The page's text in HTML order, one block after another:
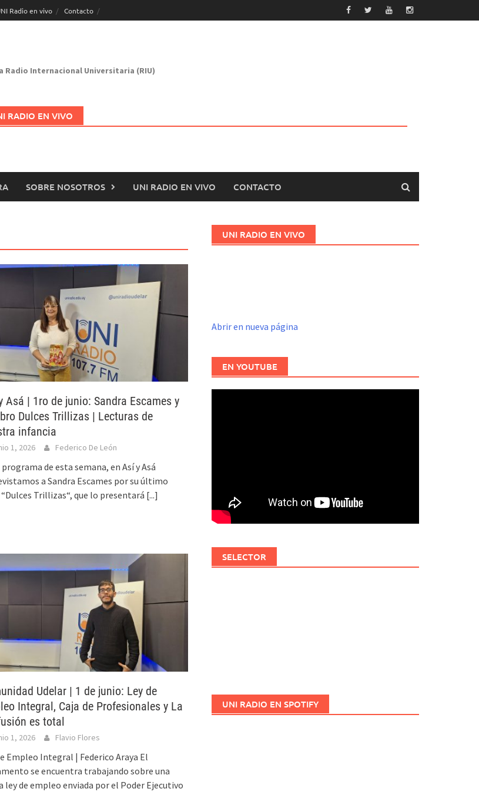
Radio en vivo Contacto
Radio Internacional Universitaria (RIU)
RADIO EN VIVO
SOBRE NOSOTROS UNI RADIO EN VIVO CONTACTO
Asá | 1ro de junio: Sandra Escames y
Dulces Trillizas | Lecturas de
infancia
1, 2026 Federico De León
programa de esta semana, en Así y Asá
a Sandra Escames por su último
Trillizas“, que lo presentará [...]
Udelar | 1 de junio: Ley de
Integral, Caja de Profesionales y La
es total
1, 2026 Flavio Flores
Empleo Integral | Federico Araya El
se encuentra trabajando sobre una
ley de empleo enviada por el Poder Ejecutivo
UNI RADIO EN VIVO
Abrir en nueva página
EN YOUTUBE
SELECTOR
UNI RADIO EN SPOTIFY